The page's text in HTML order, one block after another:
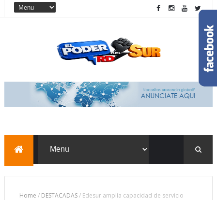
Home / DESTACADAS/ Edesur amplía capacidad de servicio